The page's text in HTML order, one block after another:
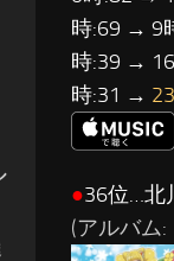
時:69 → 9
時:39 →
時:31 →
●36位…北
(アルバム